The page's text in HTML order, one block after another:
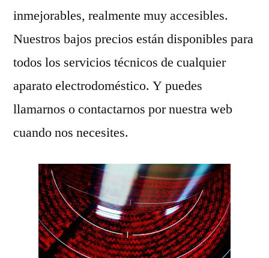
inmejorables, realmente muy accesibles.
Nuestros bajos precios están disponibles para
todos los servicios técnicos de cualquier
aparato electrodoméstico. Y puedes
llamarnos o contactarnos por nuestra web
cuando nos necesites.